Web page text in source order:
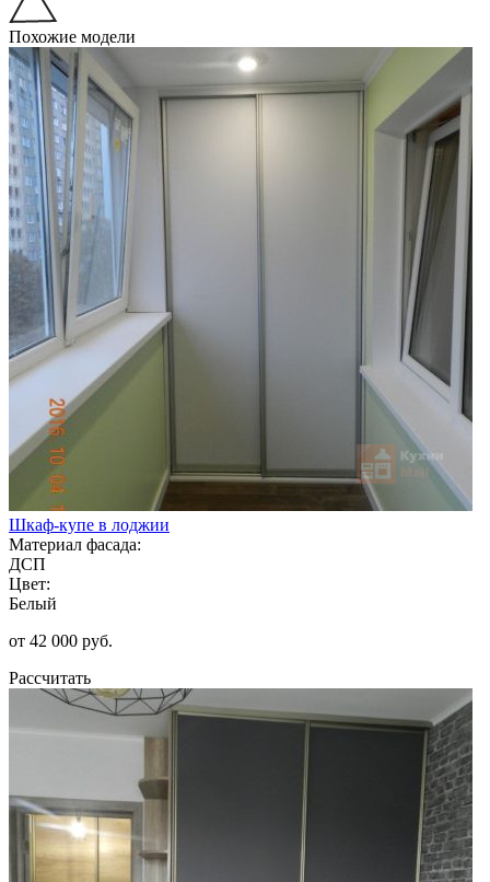
Похожие модели
Шкаф-купе в лоджии
Материал фасада:
ДСП
Цвет:
Белый
от 42 000 руб.
Рассчитать